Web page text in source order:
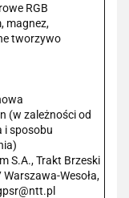
RGB
magnez,
tworzywo
(w zależności od
i sposobu
S.A., Trakt Brzeski
Warszawa-Wesoła,